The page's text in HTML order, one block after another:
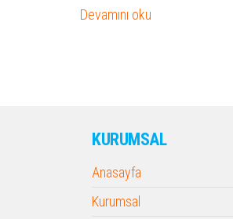
Devamını oku
KURUMSAL
Anasayfa
Kurumsal